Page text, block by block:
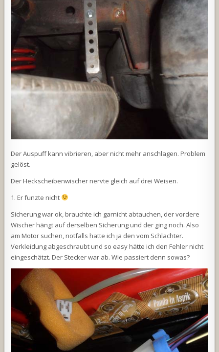
Der Auspuff kann vibrieren, aber nicht mehr anschlagen. Problem
gelöst.
Der Heckscheibenwischer nervte gleich auf drei Weisen.
1. Er funzte nicht
Sicherung war ok, brauchte ich garnicht abtauchen, der vordere
Wischer hängt auf derselben Sicherung und der ging noch. Also
am Motor suchen, notfalls hatte ich ja den vom Schlachter.
Verkleidung abgeschraubt und so easy hätte ich den Fehler nicht
eingeschätzt. Der Stecker war ab. Wie passiert denn sowas?